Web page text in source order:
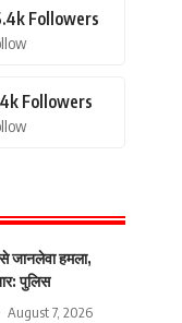
Followers
Followers
से जानलेवा हमला,
पुलिस
August 7, 2026